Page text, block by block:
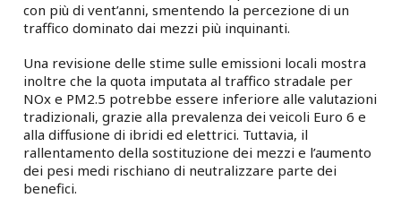
con più di vent’anni, smentendo la percezione di un
traffico dominato dai mezzi più inquinanti.
Una revisione delle stime sulle emissioni locali mostra
inoltre che la quota imputata al traffico stradale per
NOx e PM2.5 potrebbe essere inferiore alle valutazioni
tradizionali, grazie alla prevalenza dei veicoli Euro 6 e
alla diffusione di ibridi ed elettrici. Tuttavia, il
rallentamento della sostituzione dei mezzi e l’aumento
dei pesi medi rischiano di neutralizzare parte dei
benefici.